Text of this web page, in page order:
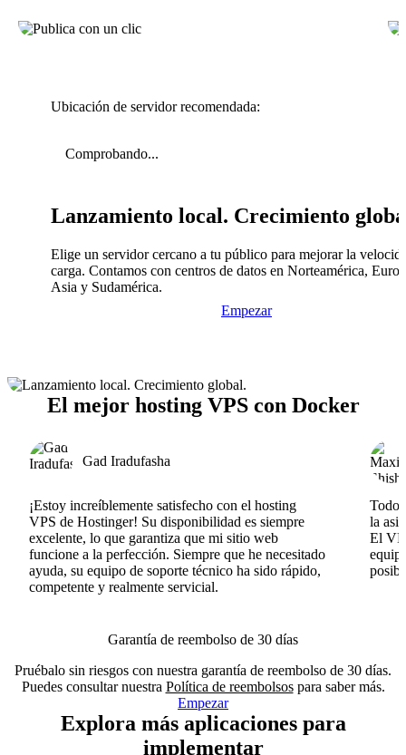
Ubicación de servidor recomendada:
Comprobando...
Lanzamiento local. Crecimiento
Elige un servidor cercano a tu público para mejorar la
carga. Contamos con centros de datos en Norteamérica,
Asia y Sudamérica.
Empezar
El mejor hosting VPS con Docker
Gad Iradufasha
¡Estoy increíblemente satisfecho con el hosting
VPS de Hostinger! Su disponibilidad es siempre
excelente, lo que garantiza que mi sitio web
funcione a la perfección. Siempre que he necesitado
ayuda, su equipo de soporte técnico ha sido rápido,
competente y realmente servicial.
Todo
la
El
Garantía de reembolso de 30 días
Pruébalo sin riesgos con nuestra garantía de reembolso de 30 días.
Puedes consultar nuestra Política de reembolsospara saber más.
Empezar
Explora más aplicaciones para
implementar